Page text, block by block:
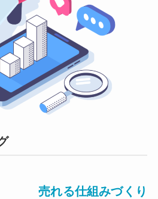
売れる仕組みづくり